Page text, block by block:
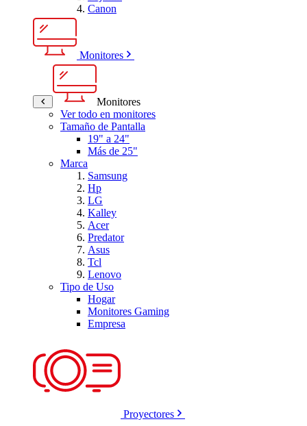
Canon
Monitores
Monitores
Ver todo en monitores
Tamaño de Pantalla
19" a 24"
Más de 25"
Marca
Samsung
Hp
LG
Kalley
Acer
Predator
Asus
Tcl
Lenovo
Tipo de Uso
Hogar
Monitores Gaming
Empresa
Proyectores